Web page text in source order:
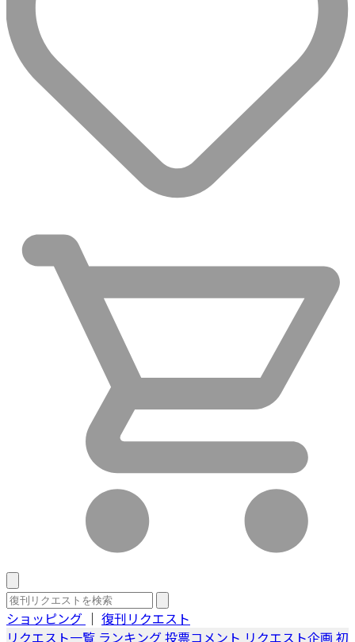
ショッピング ｜ 復刊リクエスト
リクエスト一覧 ランキング投票コメント リクエスト企画 初